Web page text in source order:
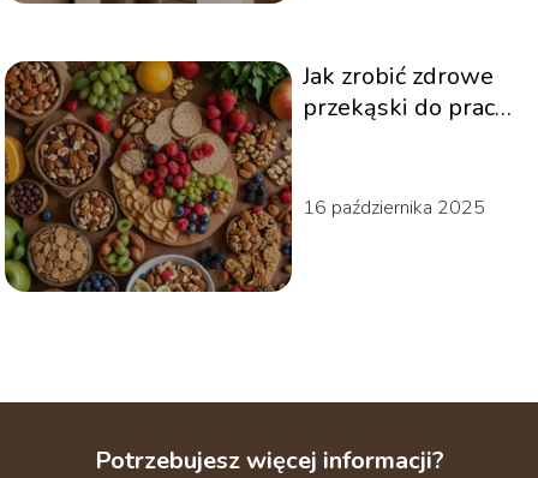
Jak zrobić zdrowe
przekąski do pracy
16 października 2025
Potrzebujesz więcej informacji?